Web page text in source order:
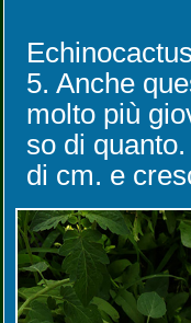
5. Anche
molto più
so di
di cm. e